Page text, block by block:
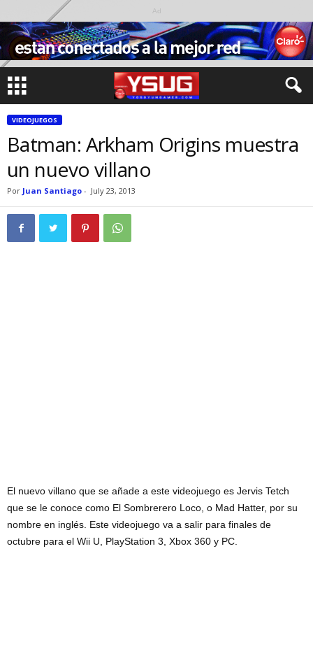
Ad
VIDEOJUEGOS
Batman: Arkham Origins muestra
un nuevo villano
Por Juan Santiago - July 23, 2013
El nuevo villano que se añade a este videojuego es Jervis Tetch
que se le conoce como El Sombrerero Loco, o Mad Hatter, por su
nombre en inglés. Este videojuego va a salir para finales de
octubre para el Wii U, PlayStation 3, Xbox 360 y PC.